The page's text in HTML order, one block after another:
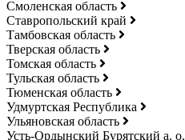
Смоленская область
Ставропольский край
Тамбовская область
Тверская область
Томская область
Тульская область
Тюменская область
Удмуртская Республика
Ульяновская область
Усть-Ордынский Бурятский а. о.